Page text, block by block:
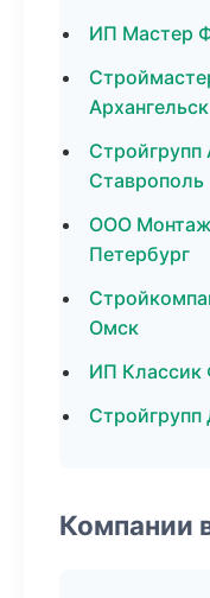
ИП Мастер
Архангельск
Ставрополь
ООО
Петербург
Омск
ИП Классик
Компании